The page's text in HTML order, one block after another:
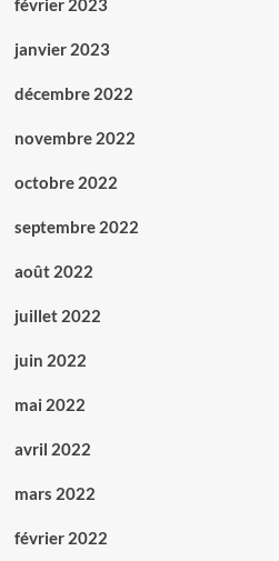
février 2023
janvier 2023
décembre 2022
novembre 2022
octobre 2022
septembre 2022
août 2022
juillet 2022
juin 2022
mai 2022
avril 2022
mars 2022
février 2022